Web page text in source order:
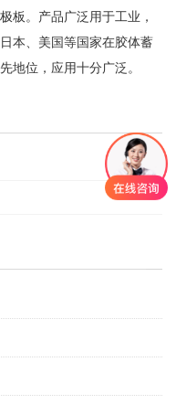
板。产品广泛用于工业，
本、美国等国家在胶体蓄
地位，应用十分广泛。